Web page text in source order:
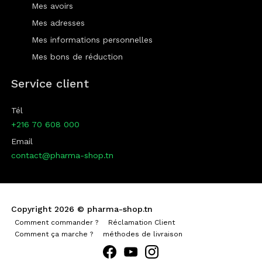
Mes avoirs
Mes adresses
Mes informations personnelles
Mes bons de réduction
Service client
Tél
+216 70 608 000
Email
contact@pharma-shop.tn
Copyright 2026 © pharma-shop.tn
Comment commander ?
Réclamation Client
Comment ça marche ?
méthodes de livraison